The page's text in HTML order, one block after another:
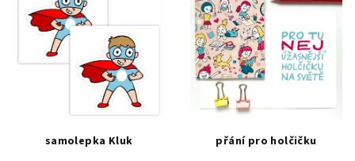
samolepka Kluk přání pro holčičku